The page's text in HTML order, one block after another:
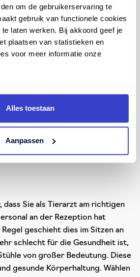
om de gebruikerservaring te
gebruik van functionele cookies
laten werken. Bij akkoord geef je
plaatsen van statistieken en
voor meer informatie onze
Alles toestaan
Aanpassen
auf dem Behandlungstisch
kurze Notiz im System machen
sich regelmäßig im Sprechzimmer.
zwischendurch auf einem Stuhl
der sich mit einem bewegt.
und sind ergonomisch
aufrecht, sind aktiv und können
zum anderen rollen. Die Hocker
Sie als Tierarzt am richtigen
an der Rezeption hat
geschieht dies im Sitzen an
schlecht für die Gesundheit ist,
von großer Bedeutung. Diese
gesunde Körperhaltung. Wählen